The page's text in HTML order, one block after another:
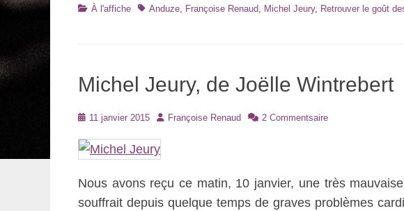
Catégories
À l'affiche TagsAnduze, Françoise Renaud, Michel Jeury, Retrouver le goût
Michel Jeury, de Joëlle Wintrebert
Posté11 janvier 2015 AuteurFrançoise Renaud 2 Commentsaire
Nous avons reçu ce matin, 10 janvier, une très
souffrait depuis quelque temps de graves problèmes